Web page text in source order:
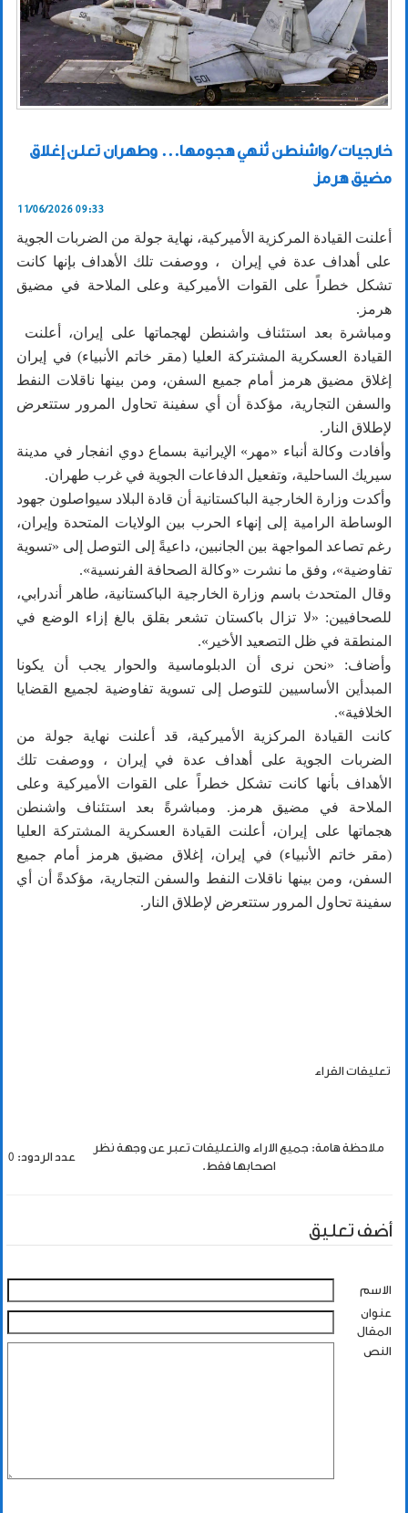
خارجيات / واشنطن تُنهي هجومها... وطهران تعلن إغلاق
مضيق هرمز
11/06/2026 09:33
أعلنت القيادة المركزية الأميركية، نهاية جولة من الضربات الجوية
على أهداف عدة في إيران ، ووصفت تلك الأهداف بإنها كانت
تشكل خطراً على القوات الأميركية وعلى الملاحة في مضيق
هرمز.
ومباشرة بعد استئناف واشنطن لهجماتها على إيران، أعلنت ​
القيادة العسكرية المشتركة العليا (مقر خاتم الأنبياء) في ‌إيران
‌إغلاق ​مضيق ‌هرمز ⁠أمام ​جميع السفن، ومن بينها ⁠ناقلات النفط
والسفن ⁠التجارية، مؤكدة أن ​أي ‌سفينة تحاول المرور ‌ستتعرض
لإطلاق النار.
وأفادت وكالة أنباء «مهر» الإيرانية بسماع دوي انفجار في مدينة
سيريك الساحلية، وتفعيل الدفاعات الجوية في غرب طهران.
وأكدت وزارة الخارجية الباكستانية أن قادة البلاد سيواصلون جهود
الوساطة الرامية إلى إنهاء الحرب بين الولايات المتحدة وإيران،
رغم تصاعد المواجهة بين الجانبين، داعيةً إلى التوصل إلى «تسوية
تفاوضية»، وفق ما نشرت «وكالة الصحافة الفرنسية».
وقال المتحدث باسم وزارة الخارجية الباكستانية، طاهر أندرابي،
للصحافيين: «لا تزال باكستان تشعر بقلق بالغ إزاء الوضع في
المنطقة في ظل التصعيد الأخير».
وأضاف: «نحن نرى أن الدبلوماسية والحوار يجب أن يكونا
المبدأين الأساسيين للتوصل إلى تسوية تفاوضية لجميع القضايا
الخلافية».
كانت القيادة المركزية الأميركية، قد أعلنت نهاية جولة من
الضربات الجوية على أهداف عدة في إيران ، ووصفت تلك
الأهداف بأنها كانت تشكل خطراً على القوات الأميركية وعلى
الملاحة في مضيق هرمز. ومباشرةً بعد استئناف واشنطن
هجماتها على إيران، أعلنت ​القيادة العسكرية المشتركة العليا
(مقر خاتم الأنبياء) في ‌إيران، ‌إغلاق ​مضيق ‌هرمز ⁠أمام ​جميع
السفن، ومن بينها ⁠ناقلات النفط والسفن ⁠التجارية، مؤكدةً أن ​أي
‌سفينة تحاول المرور ‌ستتعرض لإطلاق النار.
تعليقات القراء
ملاحظة هامة: جميع الاراء والتعليقات تعبر عن وجهة نظر
اصحابها فقط.
عدد الردود: 0
أضف تعليق
الاسم
عنوان
المقال
النص